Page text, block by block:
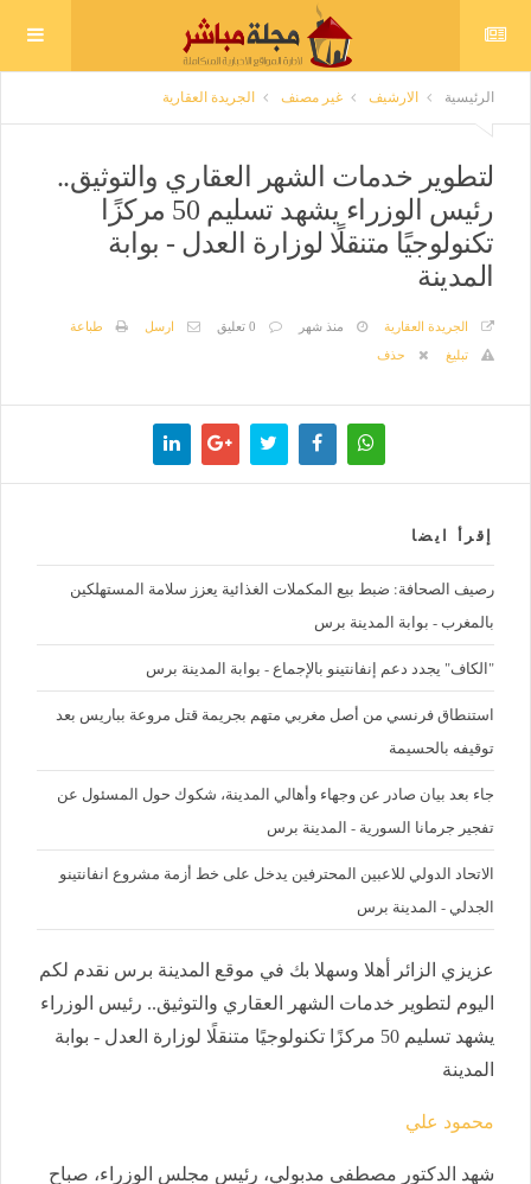
الرئيسية الارشيف غير مصنف الجريدة العقارية
لتطوير خدمات الشهر العقاري والتوثيق..
رئيس الوزراء يشهد تسليم 50 مركزًا
تكنولوجيًا متنقلًا لوزارة العدل - بوابة
المدينة
الجريدة العقارية منذ شهر 0 تعليق ارسل
طباعة
تبليغ
حذف
إقرأ ايضا
رصيف الصحافة: ضبط بيع المكملات الغذائية يعزز سلامة المستهلكين
بالمغرب - بوابة المدينة برس
"الكاف" يجدد دعم إنفانتينو بالإجماع - بوابة المدينة برس
استنطاق فرنسي من أصل مغربي متهم بجريمة قتل مروعة بباريس بعد
توقيفه بالحسيمة
جاء بعد بيان صادر عن وجهاء وأهالي المدينة، شكوك حول المسئول عن
تفجير جرمانا السورية - المدينة برس
الاتحاد الدولي للاعبين المحترفين يدخل على خط أزمة مشروع انفانتينو
الجدلي - المدينة برس
عزيزي الزائر أهلا وسهلا بك في موقع المدينة برس نقدم لكم
اليوم لتطوير خدمات الشهر العقاري والتوثيق.. رئيس الوزراء
يشهد تسليم 50 مركزًا تكنولوجيًا متنقلًا لوزارة العدل - بوابة
المدينة
محمود علي
شهد الدكتور مصطفى مدبولي، رئيس مجلس الوزراء، صباح